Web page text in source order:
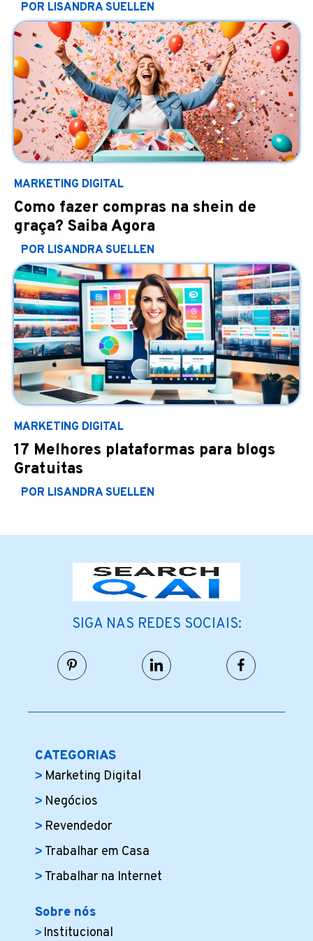
POR LISANDRA SUELLEN
MARKETING DIGITAL
Como fazer compras na shein de
graça? Saiba Agora
POR LISANDRA SUELLEN
MARKETING DIGITAL
17 Melhores plataformas para blogs
Gratuitas
POR LISANDRA SUELLEN
SIGA NAS REDES SOCIAIS:
CATEGORIAS
Marketing Digital
Negócios
Revendedor
Trabalhar em Casa
Trabalhar na Internet
Sobre nós
Institucional